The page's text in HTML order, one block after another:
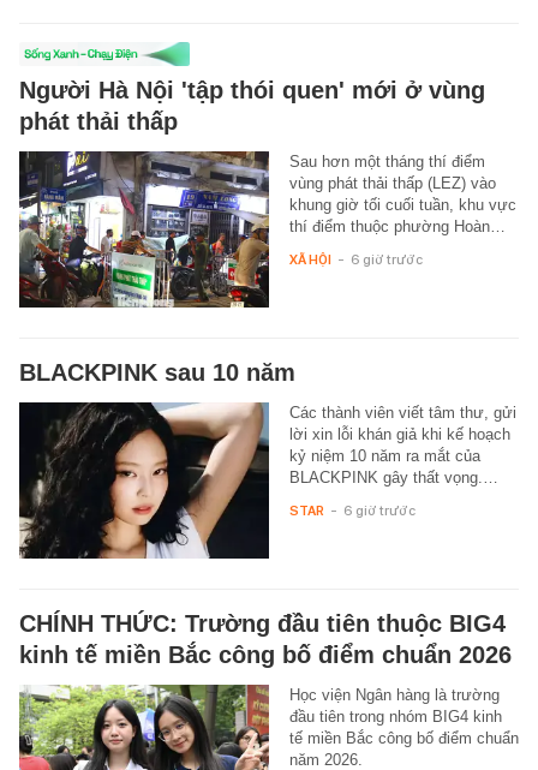
Người Hà Nội 'tập thói quen' mới ở vùng
phát thải thấp
Sau hơn một tháng thí điểm
vùng phát thải thấp (LEZ) vào
khung giờ tối cuối tuần, khu vực
thí điểm thuộc phường Hoàn…
XÃ HỘI - 6 giờ trước
BLACKPINK sau 10 năm
Các thành viên viết tâm thư, gửi
lời xin lỗi khán giả khi kế hoạch
kỷ niệm 10 năm ra mắt của
BLACKPINK gây thất vọng.…
STAR - 6 giờ trước
CHÍNH THỨC: Trường đầu tiên thuộc BIG4
kinh tế miền Bắc công bố điểm chuẩn 2026
Học viện Ngân hàng là trường
đầu tiên trong nhóm BIG4 kinh
tế miền Bắc công bố điểm chuẩn
năm 2026.